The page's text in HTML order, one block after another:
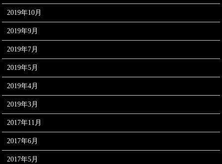
2019年10月
2019年9月
2019年7月
2019年5月
2019年4月
2019年3月
2017年11月
2017年6月
2017年5月